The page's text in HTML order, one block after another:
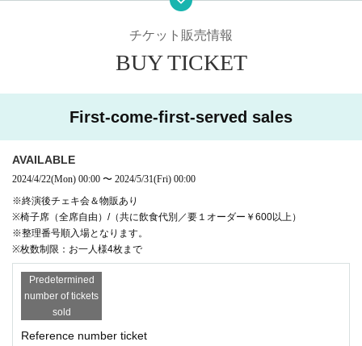
から観たおとはすについて語ってもらうコーナーも）。そして、アイド
ルを語る会（おとはすと平賀、会場に集まったアイドルファンによるオ
ススメのアイドルを挙げて語り合い、そのアイドルの楽曲をみんなで聴
く会）を実施。終演後には、おとはすとのチェキ会も行われる。
＜おとはす考案のオリジナルドリンク＆フードも＞
会場の特性上、お酒（或いはソフトドリンク）を飲んだり、料理を食
べたりしながら楽しむイベントとなっているので、気軽に足を運んでみ
てほしい。なお、おとはす考案のオリジナルドリンク『俺は単推し！推
しへの愛を詰め込んだピュアドリンク』＆オリジナルフード『俺はD
D！DDプレート』も用意しているので、こちらもお楽しみに。
チケット販売情報
BUY TICKET
First-come-first-served sales
AVAILABLE
2024/4/22(Mon) 00:00 〜 2024/5/31(Fri) 00:00
※終演後チェキ会＆物販あり
※椅子席（全席自由）/（共に飲食代別／要１オーダー￥600以上）
※整理番号順入場となります。
※枚数制限：お一人様4枚まで
Predetermined
number of tickets
sold
Reference number ticket